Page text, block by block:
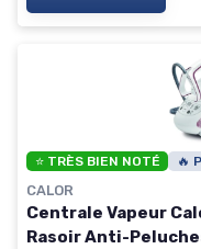
⭐ TRÈS BIEN NOTÉ 🔥
CALOR
Centrale Vapeur
Rasoir Anti-